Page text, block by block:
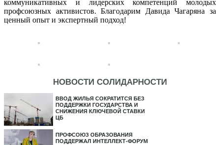
коммуникативных и лидерских компетенций молодых
профсоюзных активистов. Благодарим Давида Чагаряна за
ценный опыт и экспертный подход!
НОВОСТИ СОЛИДАРНОСТИ
ВВОД ЖИЛЬЯ СОКРАТИТСЯ БЕЗ
ПОДДЕРЖКИ ГОСУДАРСТВА И
СНИЖЕНИЯ КЛЮЧЕВОЙ СТАВКИ
ЦБ
ПРОФСОЮЗ ОБРАЗОВАНИЯ
ПОДДЕРЖАЛ ИНТЕЛЛЕКТ-ФОРУМ